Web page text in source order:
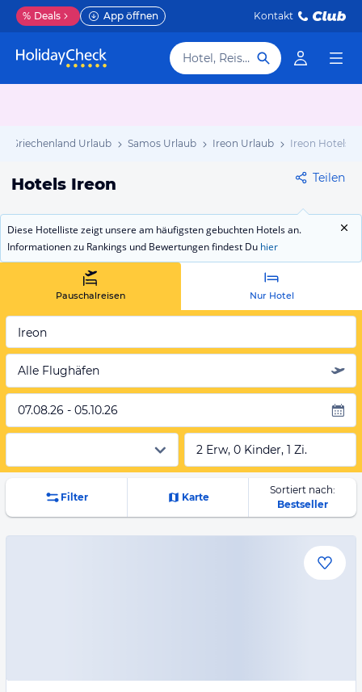
% Deals App öffnen Kontakt
Hotel, Reiseziel
Griechenland Urlaub Samos Urlaub Ireon Urlaub Ireon Hotels
Hotels Ireon Teilen
Diese Hotelliste zeigt unsere am häufigsten gebuchten Hotels an.
Informationen zu Rankings und Bewertungen findest Du hier
Pauschalreisen Nur Hotel
Ireon
Alle Flughäfen
07.08.26 - 05.10.26
2 Erw, 0 Kinder, 1 Zi.
Filter Karte
Sortiert nach:
Bestseller